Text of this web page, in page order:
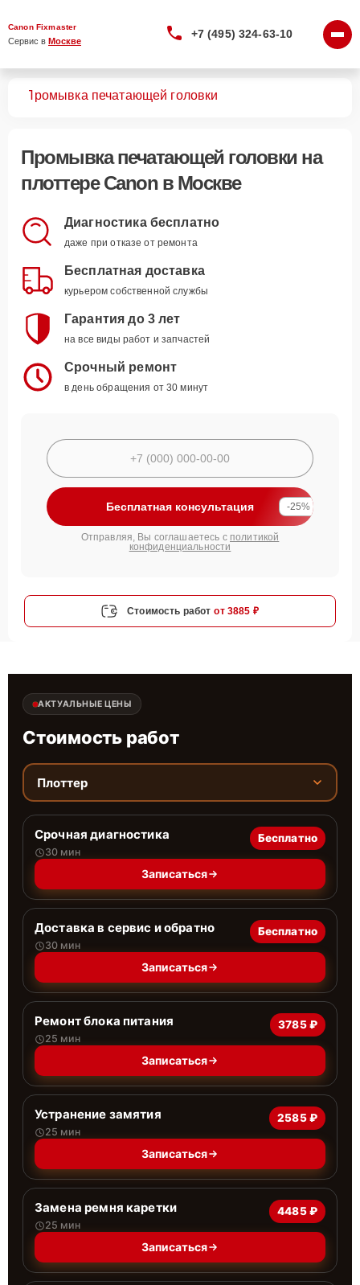
Canon Fixmaster
Сервис в Москве
+7 (495) 324-63-10
Промывка печатающей головки
Промывка печатающей головки на
плоттере Canon в Москве
Диагностика бесплатно
даже при отказе от ремонта
Бесплатная доставка
курьером собственной службы
Гарантия до 3 лет
на все виды работ и запчастей
Срочный ремонт
в день обращения от 30 минут
Бесплатная консультация -25%
Отправляя, Вы соглашаетесь с политикой
конфиденциальности
Стоимость работ от 3885 ₽
АКТУАЛЬНЫЕ ЦЕНЫ
Стоимость работ
Плоттер
Срочная диагностика
30 мин
Бесплатно
Записаться
Доставка в сервис и обратно
30 мин
Бесплатно
Записаться
Ремонт блока питания
25 мин
3785 ₽
Записаться
Устранение замятия
25 мин
2585 ₽
Записаться
Замена ремня каретки
25 мин
4485 ₽
Записаться